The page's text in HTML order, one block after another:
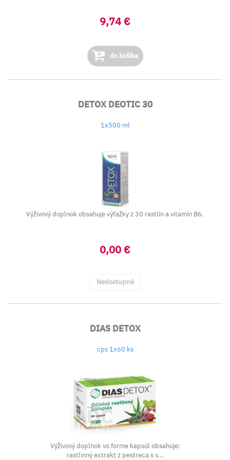
9,74 €
do košíka
DETOX DEOTIC 30
1x500 ml
Výživový doplnok obsahuje výťažky z 30 rastlín a vitamín B6.
0,00 €
Nedostupné
DIAS DETOX
cps 1x60 ks
Výživový doplnok vo forme kapsúl obsahuje:
rastlinný extrakt z pestreca s v...